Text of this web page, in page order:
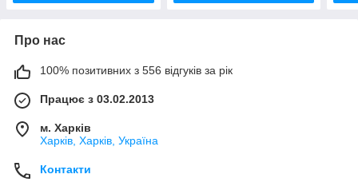
Про нас
100% позитивних з 556 відгуків за рік
Працює з 03.02.2013
м. Харків
Харків, Харків, Україна
Контакти